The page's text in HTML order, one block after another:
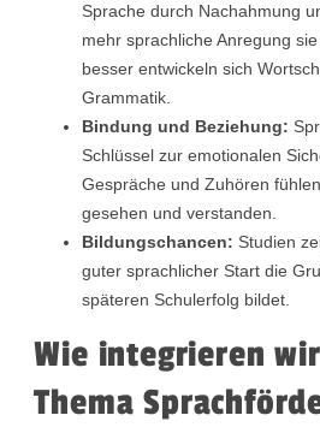
Sprache durch Nachahmung
mehr sprachliche Anregung
besser entwickeln sich
Grammatik.
Bindung und Beziehung:
Schlüssel zur emotionalen
Gespräche und Zuhören
gesehen und verstanden.
Bildungschancen: Studien
guter sprachlicher Start die
späteren Schulerfolg bildet.
Wie integrieren
Thema